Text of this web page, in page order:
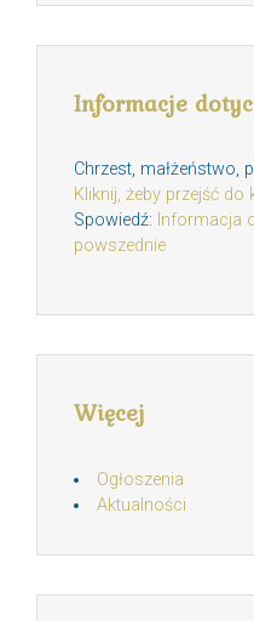
Informacje
Chrzest, małżeństwo,
Kliknij, żeby przejść do
Spowiedź: Informacja
powszednie
Więcej
Ogłoszenia
Aktualności